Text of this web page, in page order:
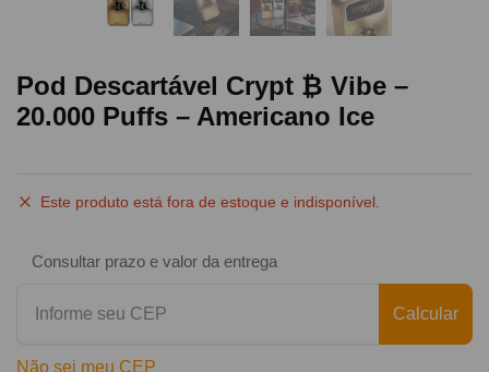
Pod Descartável Crypt ₿ Vibe –
20.000 Puffs – Americano Ice
Este produto está fora de estoque e indisponível.
Consultar prazo e valor da entrega
Calcular
Não sei meu CEP